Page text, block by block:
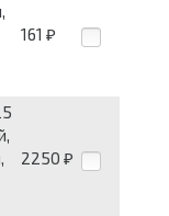
161 ₽
2250 ₽